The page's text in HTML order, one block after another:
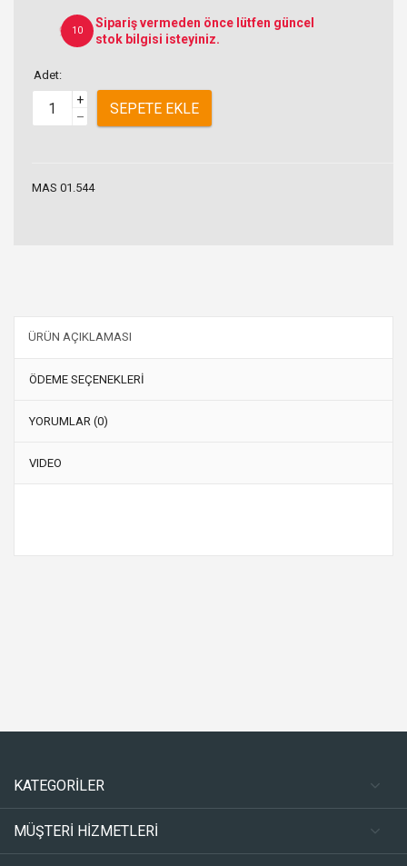
10
Sipariş vermeden önce lütfen güncel
stok bilgisi isteyiniz.
Adet:
+
–
SEPETE EKLE
MAS 01.544
ÜRÜN AÇIKLAMASI
ÖDEME SEÇENEKLERİ
YORUMLAR (0)
VIDEO
KATEGORİLER
MÜŞTERİ HİZMETLERİ